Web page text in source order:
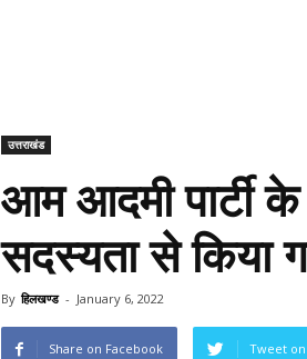
उत्तराखंड
आम आदमी पार्टी
सदस्यता से किया
By हिलखण्ड - January 6, 2022
Share on Facebook Tweet